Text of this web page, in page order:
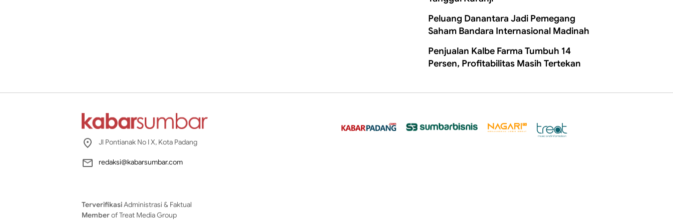
Peluang Danantara Jadi Pemegang
Saham Bandara Internasional Madinah
Penjualan Kalbe Farma Tumbuh 14
Persen, Profitabilitas Masih Tertekan
Jl Pontianak No I X, Kota Padang
redaksi@kabarsumbar.com
TerverifikasiAdministrasi & Faktual
Memberof Treat Media Group